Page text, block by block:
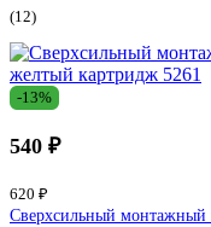
(12)
-13%
540 ₽
620 ₽
Сверхсильный монтажный